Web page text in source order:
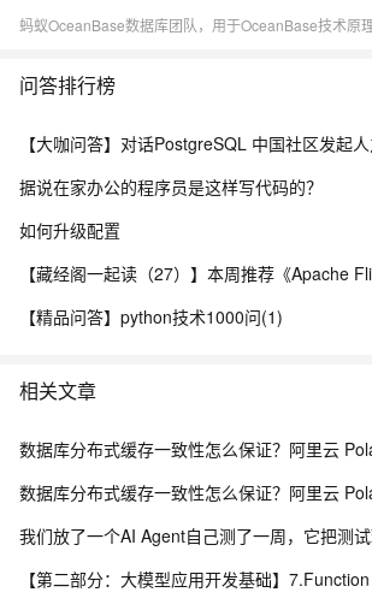
问答排行榜
据说在家办公的程序员是这样写代码的？
如何升级配置
【精品问答】python技术1000问(1)
相关文章